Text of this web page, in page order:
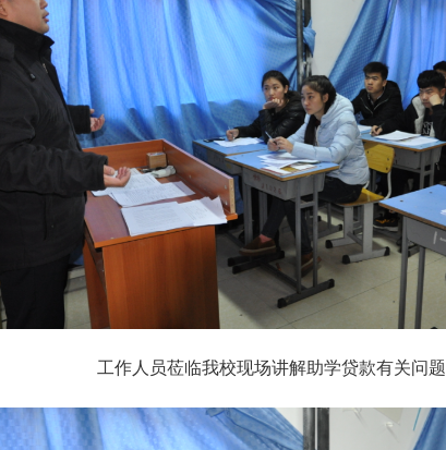
工作人员莅临我校现场讲解助学贷款有关问题